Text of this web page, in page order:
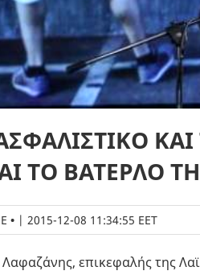
ΤΟ ΒΑΤΕΡΛΟ
| 2015-12-08 11:34:55 EET
επικεφαλής της